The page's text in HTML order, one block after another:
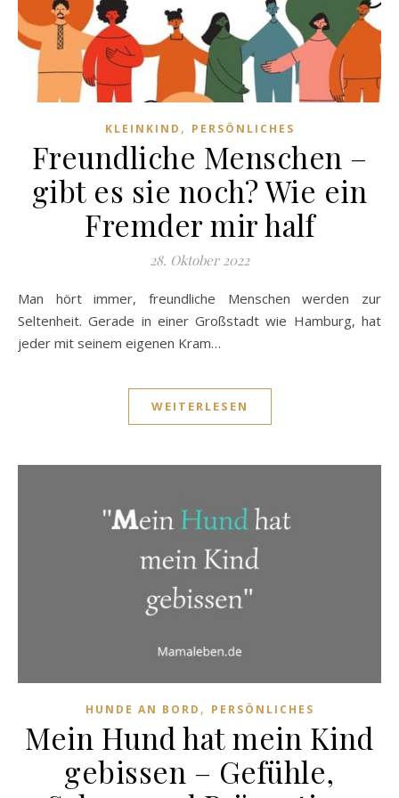
KLEINKIND , PERSÖNLICHES
Freundliche Menschen –
gibt es sie noch? Wie ein
Fremder mir half
28. Oktober 2022
Man hört immer, freundliche Menschen werden zur
Seltenheit. Gerade in einer Großstadt wie Hamburg, hat
jeder mit seinem eigenen Kram…
WEITERLESEN
HUNDE AN BORD , PERSÖNLICHES
Mein Hund hat mein Kind
gebissen – Gefühle,